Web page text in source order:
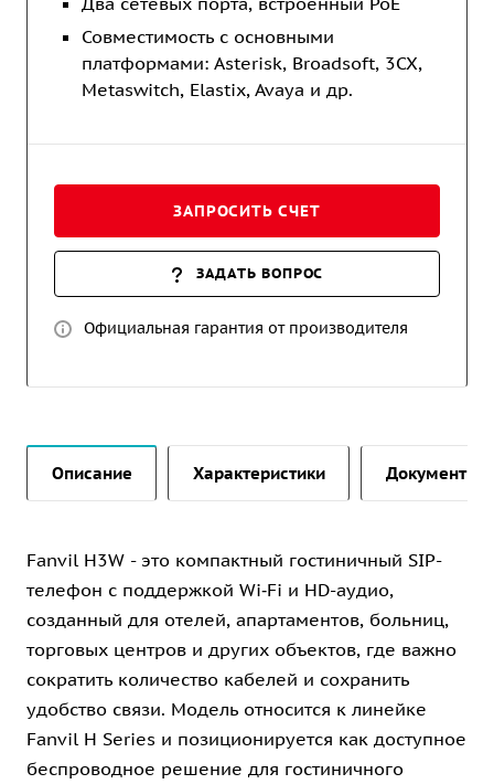
Совместимость с основными
платформами: Asterisk, Broadsoft, 3CX,
Metaswitch, Elastix, Avaya и др.
ЗАПРОСИТЬ СЧЕТ
ЗАДАТЬ ВОПРОС
Официальная гарантия от производителя
Описание Характеристики Документы
Fanvil H3W - это компактный гостиничный SIP-
телефон с поддержкой Wi‑Fi и HD-аудио,
созданный для отелей, апартаментов, больниц,
торговых центров и других объектов, где важно
сократить количество кабелей и сохранить
удобство связи. Модель относится к линейке
Fanvil H Series и позиционируется как доступное
беспроводное решение для гостиничного